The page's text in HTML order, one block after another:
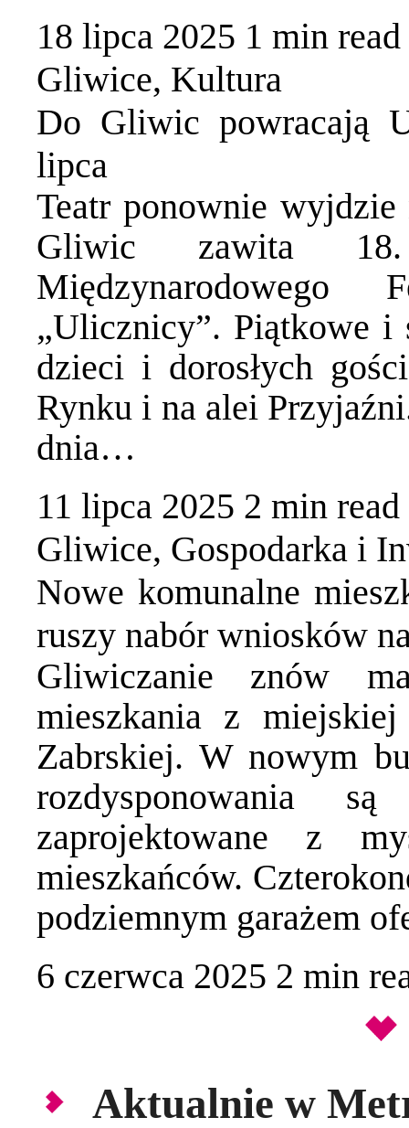
18 lipca 2025 1 min read
Gliwice, Kultura
Do Gliwic powracają
lipca
Teatr ponownie
Gliwic zawita 18.
„Ulicznicy”. Piątkowe i
dzieci i dorosłych
Rynku i na alei
dnia…
11 lipca 2025 2 min read
Gliwice, Gospodarka i
Nowe komunalne
ruszy nabór wniosków
Gliwiczanie znów
mieszkania z
Zabrskiej. W nowym
rozdysponowania
zaprojektowane z
mieszkańców.
podziemnym garażem
6 czerwca 2025 2 min
Aktualnie w